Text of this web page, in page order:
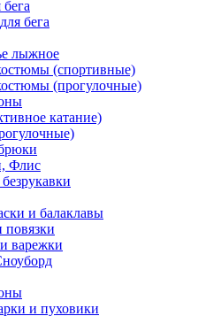
бега
лыжное
(спортивные)
(прогулочные)
катание)
Флис
и балаклавы
варежки
и пуховики